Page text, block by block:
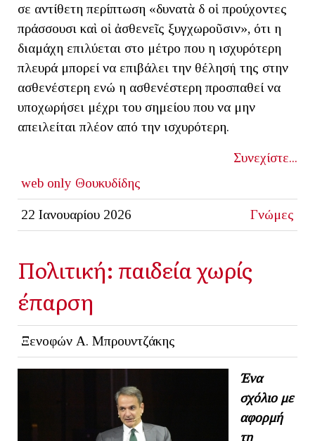
σε αντίθετη περίπτωση «δυνατὰ δὲ οἱ προύχοντες
πράσσουσι καὶ οἱ ἀσθενεῖς ξυγχωροῦσιν», ότι η
διαμάχη επιλύεται στο μέτρο που η ισχυρότερη
πλευρά μπορεί να επιβάλει την θέλησή της στην
ασθενέστερη ενώ η ασθενέστερη προσπαθεί να
υποχωρήσει μέχρι του σημείου που να μην
απειλείται πλέον από την ισχυρότερη.
Συνεχίστε...
web only Θουκυδίδης
22 Ιανουαρίου 2026 Γνώμες
Πολιτική: παιδεία χωρίς
έπαρση
Ξενοφών Α. Μπρουντζάκης
Ένα
σχόλιο με
αφορμή
τη